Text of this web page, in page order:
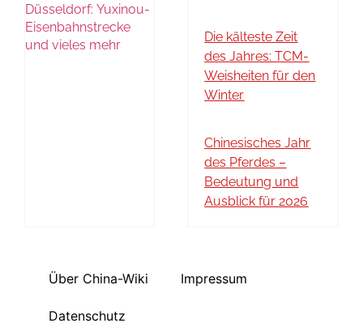
Düsseldorf: Yuxinou-
Eisenbahnstrecke
und vieles mehr
Die kälteste Zeit
des Jahres: TCM-
Weisheiten für den
Winter
Chinesisches Jahr
des Pferdes –
Bedeutung und
Ausblick für 2026
Über China-Wiki Impressum
Datenschutz